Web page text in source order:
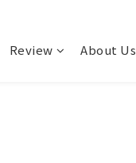
Review About Us